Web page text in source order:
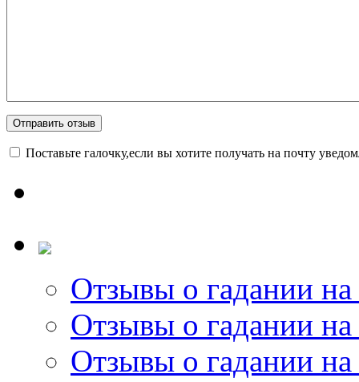
Поставьте галочку,если вы хотите получать на почту
Отзывы о гадании на
Отзывы о гадании на
Отзывы о гадании на